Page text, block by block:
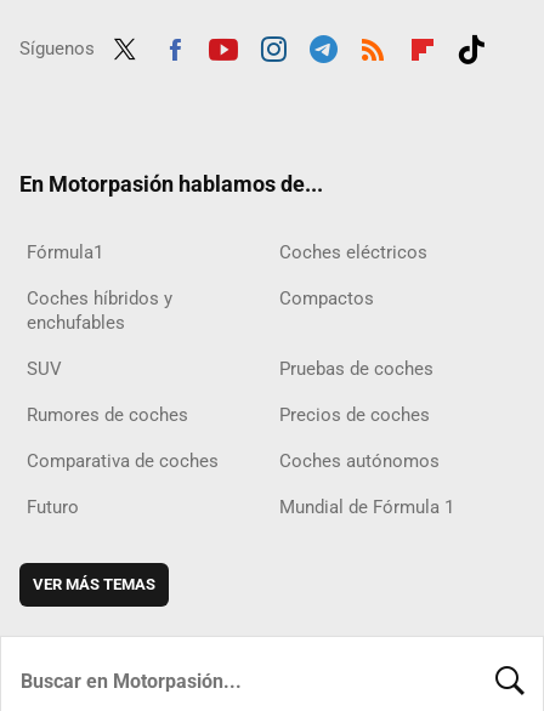
Síguenos
En Motorpasión hablamos de...
Fórmula1 Coches eléctricos
Coches híbridos y
enchufables
Compactos
SUV Pruebas de coches
Rumores de coches Precios de coches
Comparativa de coches Coches autónomos
Futuro Mundial de Fórmula 1
VER MÁS TEMAS